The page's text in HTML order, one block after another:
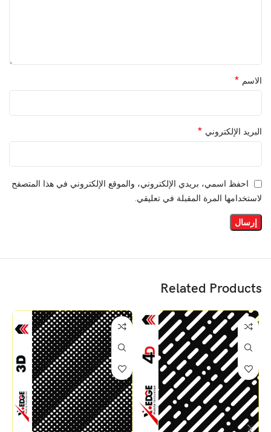
الاسم *
البريد الإلكتروني *
احفظ اسمي، بريدي الإلكتروني، والموقع الإلكتروني في هذا المتصفح
لاستخدامها المرة المقبلة في تعليقي.
Related Products